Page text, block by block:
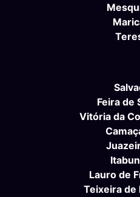
Feira de
Vitória da
Lauro de
Teixeira de